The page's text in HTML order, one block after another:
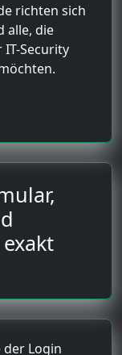
richten sich
alle, die
IT-Security
der Login